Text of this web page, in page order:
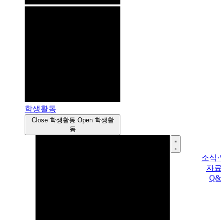
학생활동
Close 학생활동 Open 학생활
동
소식
자